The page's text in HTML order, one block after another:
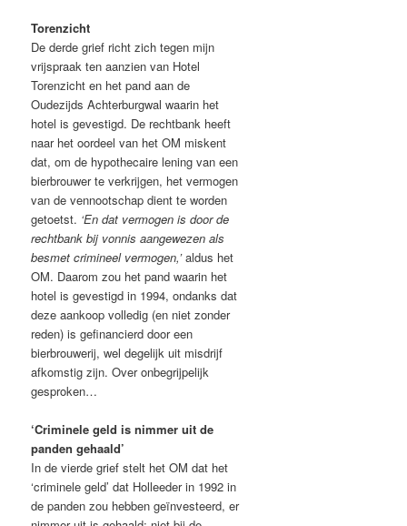
Torenzicht
De derde grief richt zich tegen mijn
vrijspraak ten aanzien van Hotel
Torenzicht en het pand aan de
Oudezijds Achterburgwal waarin het
hotel is gevestigd. De rechtbank heeft
naar het oordeel van het OM miskent
dat, om de hypothecaire lening van een
bierbrouwer te verkrijgen, het vermogen
van de vennootschap dient te worden
getoetst. ‘En dat vermogen is door de
rechtbank bij vonnis aangewezen als
besmet crimineel vermogen,’aldus het
OM. Daarom zou het pand waarin het
hotel is gevestigd in 1994, ondanks dat
deze aankoop volledig (en niet zonder
reden) is gefinancierd door een
bierbrouwerij, wel degelijk uit misdrijf
afkomstig zijn. Over onbegrijpelijk
gesproken…
‘Criminele geld is nimmer uit de
panden gehaald’
In de vierde grief stelt het OM dat het
‘criminele geld’ dat Holleeder in 1992 in
de panden zou hebben geïnvesteerd, er